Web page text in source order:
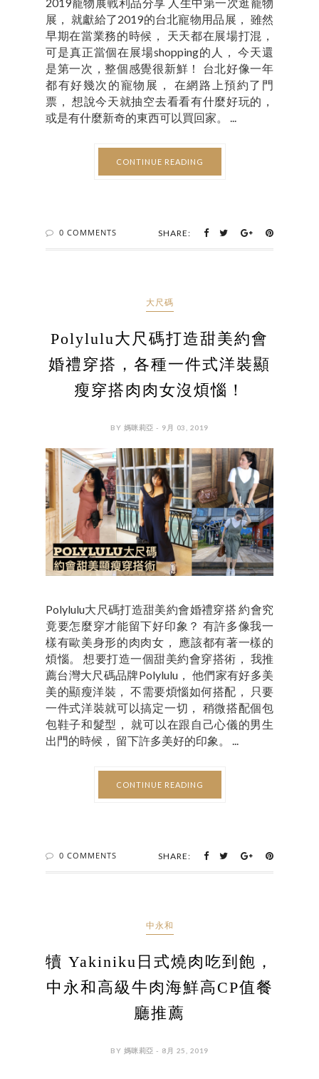
展， 就獻給了2019的台北寵物用品展， 雖然
早期在當業務的時候， 天天都在展場打混，
可是真正當個在展場shopping的人， 今天還
是第一次，整個感覺很新鮮！ 台北好像一年
都有好幾次的寵物展， 在網路上預約了門
票， 想說今天就抽空去看看有什麼好玩的，
或是有什麼新奇的東西可以買回家。 ...
CONTINUE READING
0 COMMENTS SHARE:
大尺碼
Polylulu大尺碼打造甜美約會
婚禮穿搭，各種一件式洋裝顯
瘦穿搭肉肉女沒煩惱！
BY 媽咪莉亞 - 9月 03, 2019
Polylulu大尺碼打造甜美約會婚禮穿搭 約會究
竟要怎麼穿才能留下好印象？ 有許多像我一
樣有歐美身形的肉肉女， 應該都有著一樣的
煩惱。 想要打造一個甜美約會穿搭術， 我推
薦台灣大尺碼品牌Polylulu， 他們家有好多美
美的顯瘦洋裝， 不需要煩惱如何搭配， 只要
一件式洋裝就可以搞定一切， 稍微搭配個包
包鞋子和髮型， 就可以在跟自己心儀的男生
出門的時候， 留下許多美好的印象。 ...
CONTINUE READING
0 COMMENTS SHARE:
中永和
犢 Yakiniku日式燒肉吃到飽，
中永和高級牛肉海鮮高CP值餐
廳推薦
BY 媽咪莉亞 - 8月 25, 2019